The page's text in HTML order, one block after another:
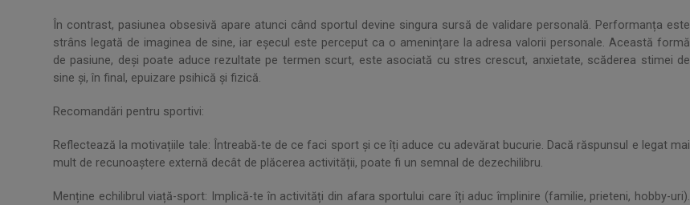
În contrast, pasiunea obsesivă apare atunci când sportul devine singura sursă de validare personală. Performanța este
strâns legată de imaginea de sine, iar eșecul este perceput ca o amenințare la adresa valorii personale. Această formă
de pasiune, deși poate aduce rezultate pe termen scurt, este asociată cu stres crescut, anxietate, scăderea stimei de
sine și, în final, epuizare psihică și fizică.
Recomandări pentru sportivi:
Reflectează la motivațiile tale: Întreabă-te de ce faci sport și ce îți aduce cu adevărat bucurie. Dacă răspunsul e legat mai
mult de recunoaștere externă decât de plăcerea activității, poate fi un semnal de dezechilibru.
Menține echilibrul viață-sport: Implică-te în activități din afara sportului care îți aduc împlinire (familie, prieteni, hobby-uri).